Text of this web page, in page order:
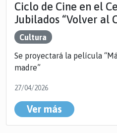
Ciclo de Cine en el
Jubilados “Volver al
Cultura
Se proyectará la película
madre”
27/04/2026
Ver más